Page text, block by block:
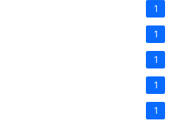
1
1
1
1
1